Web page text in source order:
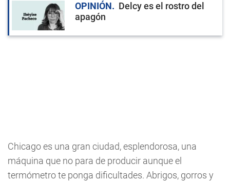
OPINIÓN
Delcy es el rostro del
apagón
Chicago es una gran ciudad, esplendorosa, una
máquina que no para de producir aunque el
termómetro te ponga dificultades. Abrigos, gorros y